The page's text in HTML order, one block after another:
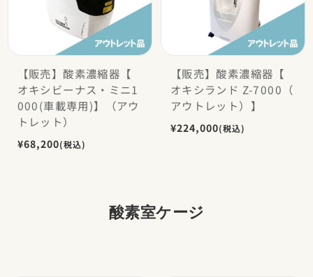
【販売】酸素濃縮器【
オキシビーナス・ミニ1
000(車載専用)】（アウ
トレット）
¥68,200(税込)
【販売】酸素濃縮器【
オキシランド Z-7000（
アウトレット）】
¥224,000(税込)
酸素室ケージ